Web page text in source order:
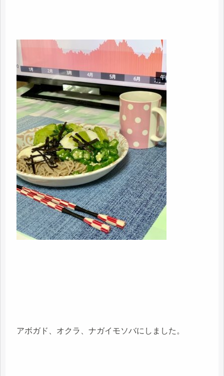
アボガド、オクラ、ナガイモソバにしました。